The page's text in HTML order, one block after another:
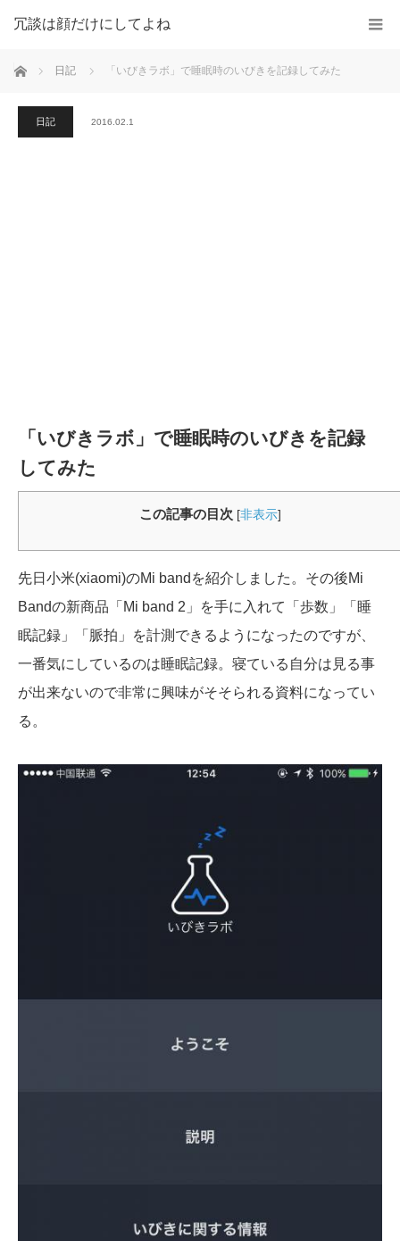
冗談は顔だけにしてよね
ホーム 日記 「いびきラボ」で睡眠時のいびきを記録してみた
日記 2016.02.1
「いびきラボ」で睡眠時のいびきを記録
してみた
この記事の目次 [非表示]
先日小米(xiaomi)のMi bandを紹介しました。その後Mi
Bandの新商品「Mi band 2」を手に入れて「歩数」「睡
眠記録」「脈拍」を計測できるようになったのですが、
一番気にしているのは睡眠記録。寝ている自分は見る事
が出来ないので非常に興味がそそられる資料になってい
る。